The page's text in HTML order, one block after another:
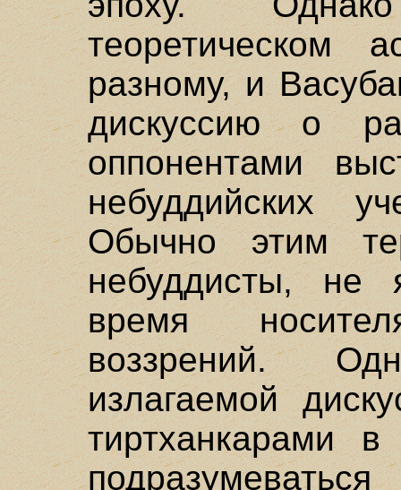
теоретическом
разному, и
дискуссию о
оппонентами
небуддийских
Обычно этим
небуддисты,
время
воззрений.
излагаемой
тиртханкарами